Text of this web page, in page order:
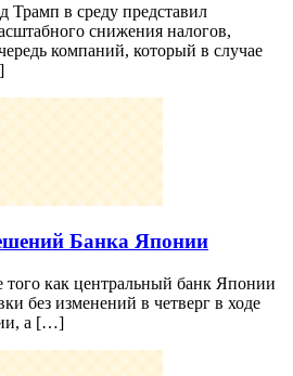
в среду представил
снижения налогов,
компаний, который в случае
Банка Японии
того как центральный банк Японии
без изменений в четверг в ходе
а […]